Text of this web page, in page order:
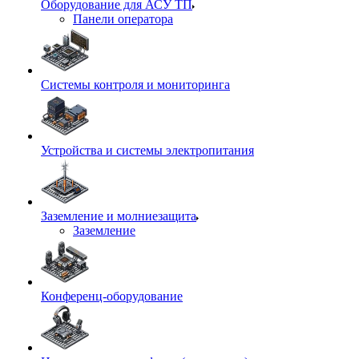
Оборудование для АСУ ТП
Панели оператора
Системы контроля и мониторинга
Устройства и системы электропитания
Заземление и молниезащита
Заземление
Конференц-оборудование